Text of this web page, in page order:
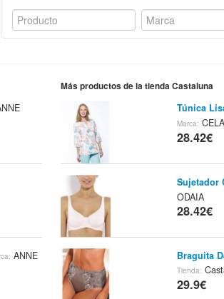
ANNE
Más productos de la tienda Castaluna
Túnica
Marca:
28.42€
Sujetador
ODAIA
28.42€
Braguita
Tienda:
29.9€